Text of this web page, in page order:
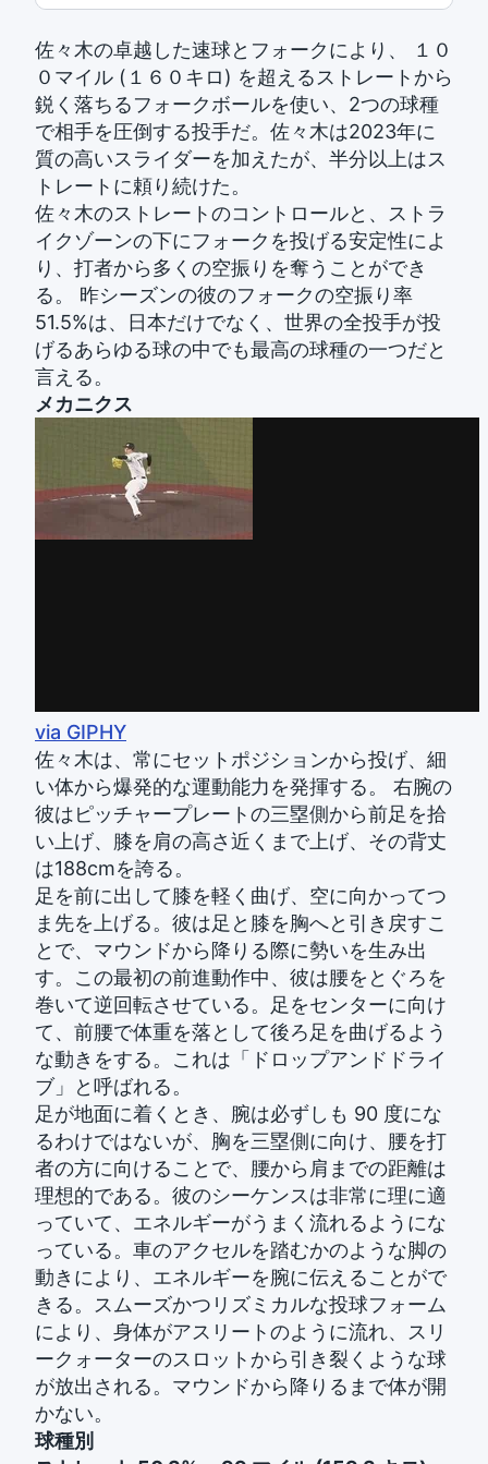
佐々木の卓越した速球とフォークにより、 １０
０マイル (１６０キロ) を超えるストレートから
鋭く落ちるフォークボールを使い、2つの球種
で相手を圧倒する投手だ。佐々木は2023年に
質の高いスライダーを加えたが、半分以上はス
トレートに頼り続けた。
佐々木のストレートのコントロールと、ストラ
イクゾーンの下にフォークを投げる安定性によ
り、打者から多くの空振りを奪うことができ
る。 昨シーズンの彼のフォークの空振り率
51.5%は、日本だけでなく、世界の全投手が投
げるあらゆる球の中でも最高の球種の一つだと
言える。
メカニクス
via GIPHY
佐々木は、常にセットポジションから投げ、細
い体から爆発的な運動能力を発揮する。 右腕の
彼はピッチャープレートの三塁側から前足を拾
い上げ、膝を肩の高さ近くまで上げ、その背丈
は188cmを誇る。
足を前に出して膝を軽く曲げ、空に向かってつ
ま先を上げる。彼は足と膝を胸へと引き戻すこ
とで、マウンドから降りる際に勢いを生み出
す。この最初の前進動作中、彼は腰をとぐろを
巻いて逆回転させている。足をセンターに向け
て、前腰で体重を落として後ろ足を曲げるよう
な動きをする。これは「ドロップアンドドライ
ブ」と呼ばれる。
足が地面に着くとき、腕は必ずしも 90 度にな
るわけではないが、胸を三塁側に向け、腰を打
者の方に向けることで、腰から肩までの距離は
理想的である。彼のシーケンスは非常に理に適
っていて、エネルギーがうまく流れるようにな
っている。車のアクセルを踏むかのような脚の
動きにより、エネルギーを腕に伝えることがで
きる。スムーズかつリズミカルな投球フォーム
により、身体がアスリートのように流れ、スリ
ークォーターのスロットから引き裂くような球
が放出される。マウンドから降りるまで体が開
かない。
球種別